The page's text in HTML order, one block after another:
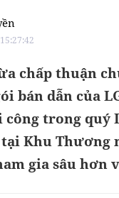
chấp thuận
bán dẫn của
trong quý
Khu Thương
gia sâu hơn